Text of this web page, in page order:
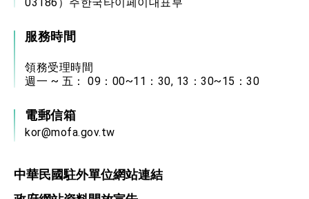
服務時間
領務受理時間
週一 ~ 五： 09：00~11：30, 13：30~15：30
電郵信箱
kor@mofa.gov.tw
中華民國駐外單位網站連結